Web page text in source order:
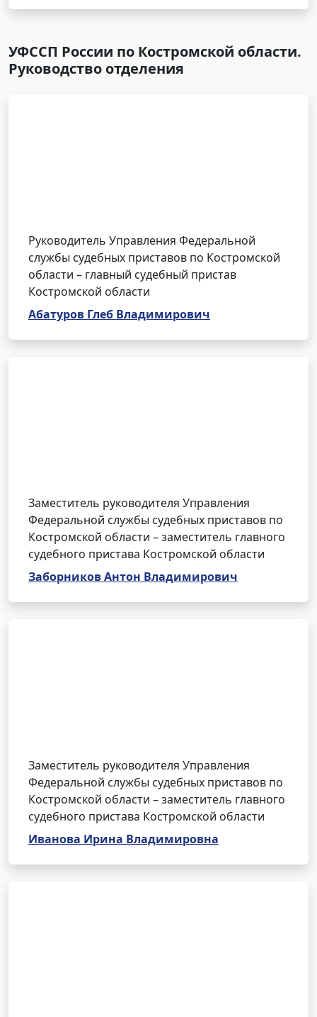
УФССП России по Костромской области.
Руководство отделения
Руководитель Управления Федеральной
службы судебных приставов по Костромской
области – главный судебный пристав
Костромской области
Абатуров Глеб Владимирович
Заместитель руководителя Управления
Федеральной службы судебных приставов по
Костромской области – заместитель главного
судебного пристава Костромской области
Заборников Антон Владимирович
Заместитель руководителя Управления
Федеральной службы судебных приставов по
Костромской области – заместитель главного
судебного пристава Костромской области
Иванова Ирина Владимировна